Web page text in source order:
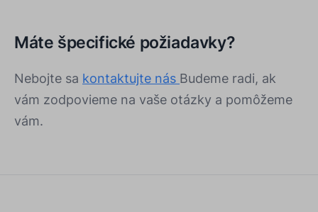
Máte špecifické požiadavky?
Nebojte sa kontaktujte nás Budeme radi, ak
vám zodpovieme na vaše otázky a pomôžeme
vám.